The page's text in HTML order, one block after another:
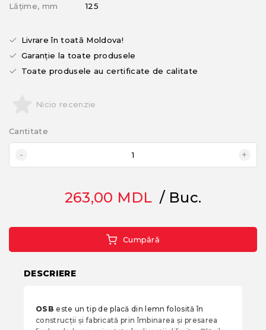
Lățime, mm
125
Livrare în toată Moldova!
Garanție la toate produsele
Toate produsele au certificate de calitate
Nicio recenzie
Cantitate
263,00 MDL/ Buc.
Cumpără
DESCRIERE
OSB este un tip de placă din lemn folosită în
construcții și fabricată prin îmbinarea și presarea